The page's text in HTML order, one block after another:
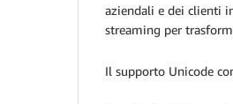
aziendali e dei clienti
streaming per
Il supporto Unicode